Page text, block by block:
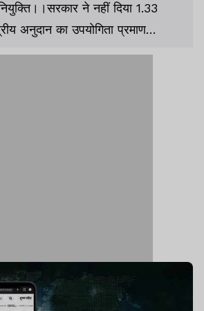
ने नहीं दिया 1.33
अनुदान का उपयोगिता प्रमाण